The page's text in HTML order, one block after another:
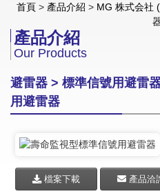
首頁 > 產品介紹 > MG 株式会社
產品介紹
Our Products
避雷器 > 標準信號用避雷
用避雷器
檔案下載 產品洽